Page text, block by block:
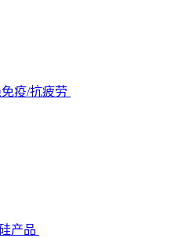
疫/抗疲劳
产品